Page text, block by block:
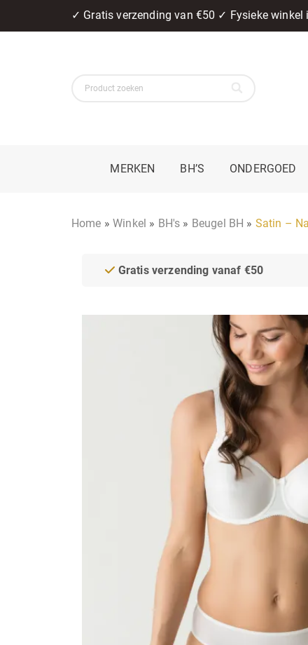
✓ Gratis verzending van €50 ✓ Fysieke winkel
MERKEN BH’S ONDERGOED
Home »Winkel » BH's » Beugel BH » Satin –
Gratis verzending vanaf €50